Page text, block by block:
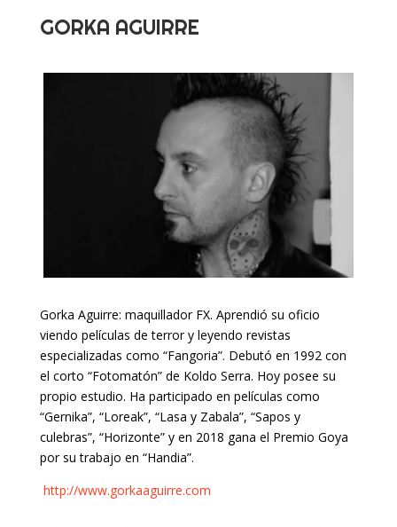
GORKA AGUIRRE
Gorka Aguirre: maquillador FX. Aprendió su oficio
viendo películas de terror y leyendo revistas
especializadas como “Fangoria”. Debutó en 1992 con
el corto “Fotomatón” de Koldo Serra. Hoy posee su
propio estudio. Ha participado en películas como
“Gernika”, “Loreak”, “Lasa y Zabala”, “Sapos y
culebras”, “Horizonte” y en 2018 gana el Premio Goya
por su trabajo en “Handia”.
http://www.gorkaaguirre.com